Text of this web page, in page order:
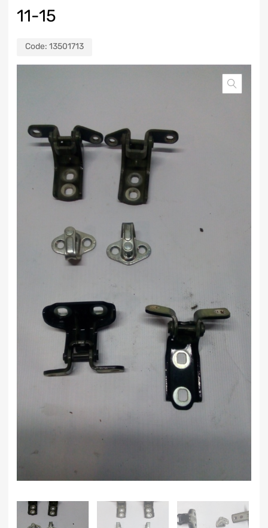
11-15
Code: 13501713